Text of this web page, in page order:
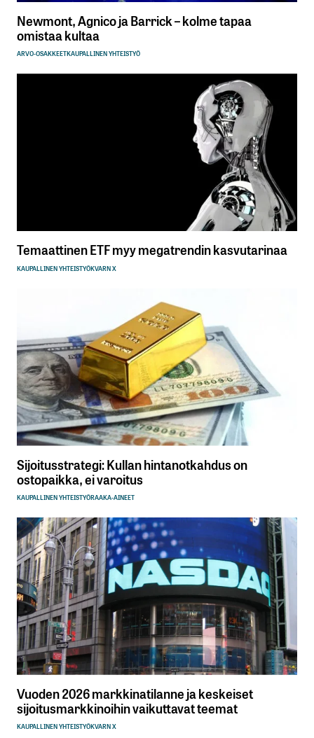
Newmont, Agnico ja Barrick – kolme tapaa
omistaa kultaa
ARVO-OSAKKEETKAUPALLINEN YHTEISTYÖ
Temaattinen ETF myy megatrendin kasvutarinaa
KAUPALLINEN YHTEISTYÖKVARN X
Sijoitusstrategi: Kullan hintanotkahdus on
ostopaikka, ei varoitus
KAUPALLINEN YHTEISTYÖRAAKA-AINEET
Vuoden 2026 markkinatilanne ja keskeiset
sijoitusmarkkinoihin vaikuttavat teemat
KAUPALLINEN YHTEISTYÖKVARN X